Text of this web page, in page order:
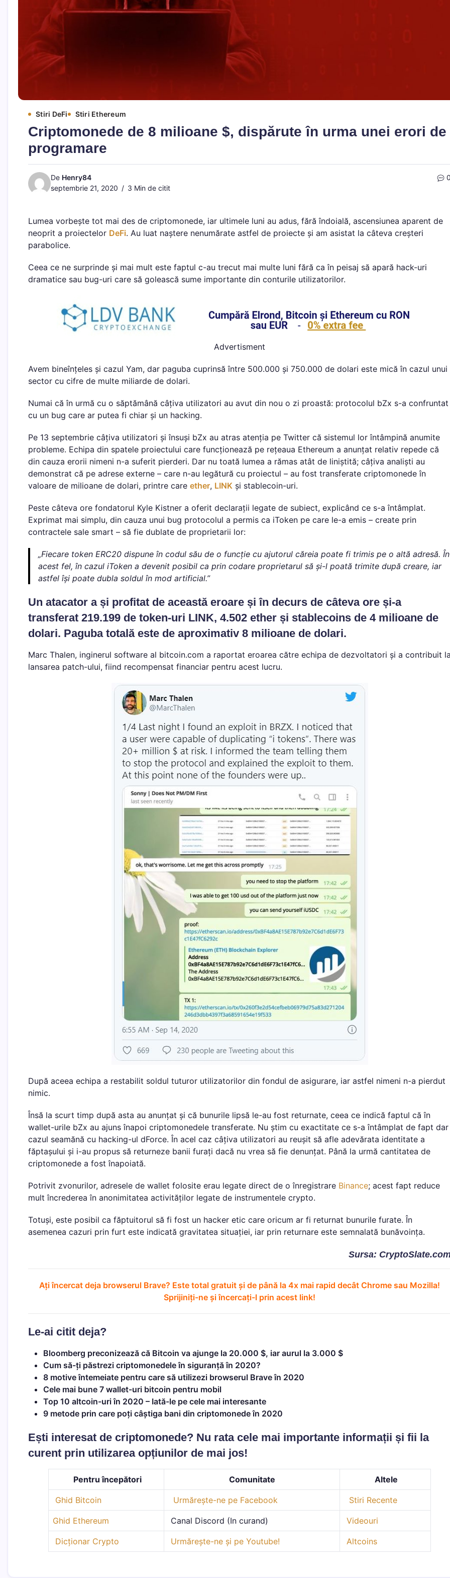
Stiri DeFi Stiri Ethereum
Criptomonede de 8 milioane $, dispărute în urma unei erori de
programare
De Henry84
septembrie 21, 2020
3 Min de citit
Lumea vorbește tot mai des de criptomonede, iar ultimele luni au adus, fără îndoială, ascensiunea aparent de
neoprit a proiectelor DeFi. Au luat naștere nenumărate astfel de proiecte și am asistat la câteva creșteri
parabolice.
Ceea ce ne surprinde și mai mult este faptul c-au trecut mai multe luni fără ca în peisaj să apară hack-uri
dramatice sau bug-uri care să golească sume importante din conturile utilizatorilor.
Advertisment
Avem bineînțeles și cazul Yam, dar paguba cuprinsă între 500.000 și 750.000 de dolari este mică în cazul unui
sector cu cifre de multe miliarde de dolari.
Numai că în urmă cu o săptămână câțiva utilizatori au avut din nou o zi proastă: protocolul bZx s-a confruntat
cu un bug care ar putea fi chiar și un hacking.
Pe 13 septembrie câțiva utilizatori și însuși bZx au atras atenția pe Twitter că sistemul lor întâmpină anumite
probleme. Echipa din spatele proiectului care funcționează pe rețeaua Ethereum a anunțat relativ repede că
din cauza erorii nimeni n-a suferit pierderi. Dar nu toată lumea a rămas atât de liniștită; câțiva analiști au
demonstrat că pe adrese externe – care n-au legătură cu proiectul – au fost transferate criptomonede în
valoare de milioane de dolari, printre care ether, LINK și stablecoin-uri.
Peste câteva ore fondatorul Kyle Kistner a oferit declarații legate de subiect, explicând ce s-a întâmplat.
Exprimat mai simplu, din cauza unui bug protocolul a permis ca iToken pe care le-a emis – create prin
contractele sale smart – să fie dublate de proprietarii lor:
„Fiecare token ERC20 dispune în codul său de o funcție cu ajutorul căreia poate fi trimis pe o altă adresă. În
acest fel, în cazul iToken a devenit posibil ca prin codare proprietarul să și-l poată trimite după creare, iar
astfel își poate dubla soldul în mod artificial.”
Un atacator a și profitat de această eroare și în decurs de câteva ore și-a
transferat 219.199 de token-uri LINK, 4.502 ether și stablecoins de 4 milioane de
dolari. Paguba totală este de aproximativ 8 milioane de dolari.
Marc Thalen, inginerul software al bitcoin.com a raportat eroarea către echipa de dezvoltatori și a contribuit
lansarea patch-ului, fiind recompensat financiar pentru acest lucru.
După aceea echipa a restabilit soldul tuturor utilizatorilor din fondul de asigurare, iar astfel nimeni n-a pierdut
nimic.
Însă la scurt timp după asta au anunțat și că bunurile lipsă le-au fost returnate, ceea ce indică faptul că în
wallet-urile bZx au ajuns înapoi criptomonedele transferate. Nu știm cu exactitate ce s-a întâmplat de fapt dar
cazul seamănă cu hacking-ul dForce. În acel caz câțiva utilizatori au reușit să afle adevărata identitate a
făptașului și i-au propus să returneze banii furați dacă nu vrea să fie denunțat. Până la urmă cantitatea de
criptomonede a fost înapoiată.
Potrivit zvonurilor, adresele de wallet folosite erau legate direct de o înregistrare Binance; acest fapt reduce
mult încrederea în anonimitatea activităților legate de instrumentele crypto.
Totuși, este posibil ca făptuitorul să fi fost un hacker etic care oricum ar fi returnat bunurile furate. În
asemenea cazuri prin furt este indicată gravitatea situației, iar prin returnare este semnalată bunăvoința.
Sursa:
Ați încercat deja browserul Brave? Este total gratuit și de până la 4x mai rapid decât Chrome sau Mozilla!
Sprijiniți-ne și încercați-l prin acest link!
Le-ai citit deja?
Bloomberg preconizează că Bitcoin va ajunge la 20.000 $, iar aurul la 3.000 $
Cum să-ți păstrezi criptomonedele în siguranță în 2020?
8 motive întemeiate pentru care să utilizezi browserul Brave în 2020
Cele mai bune 7 wallet-uri bitcoin pentru mobil
Top 10 altcoin-uri în 2020 – Iată-le pe cele mai interesante
9 metode prin care poți câștiga bani din criptomonede în 2020
Ești interesat de criptomonede? Nu rata cele mai importante informații și fii la
curent prin utilizarea opțiunilor de mai jos!
Pentru începători Comunitate Altele
Ghid Bitcoin Urmărește-ne pe Facebook Stiri Recente
Ghid Ethereum Canal Discord (In curand) Videouri
Dicționar Crypto Urmărește-ne și pe Youtube! Altcoins